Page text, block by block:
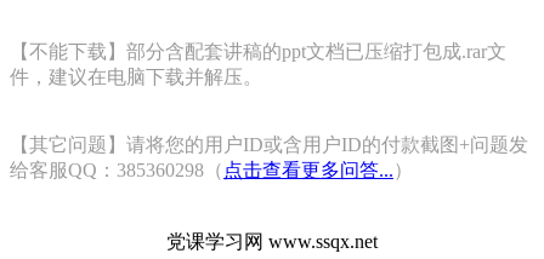
【不能下载】部分含配套讲稿的ppt文档已压缩打包成.rar文
件，建议在电脑下载并解压。
【其它问题】请将您的用户ID或含用户ID的付款截图+问题发
给客服QQ：385360298（ 点击查看更多问答...）
党课学习网 www.ssqx.net